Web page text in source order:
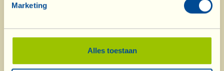
Marketing
Alles toestaan